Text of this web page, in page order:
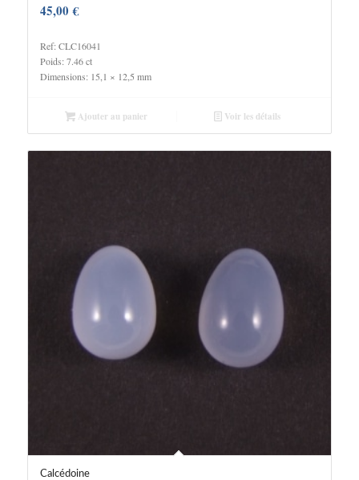
45,00€
Ref: CLC16041
Poids: 7.46 ct
Dimensions: 15,1 × 12,5 mm
Ajouter au panier Voir les détails
Calcédoine